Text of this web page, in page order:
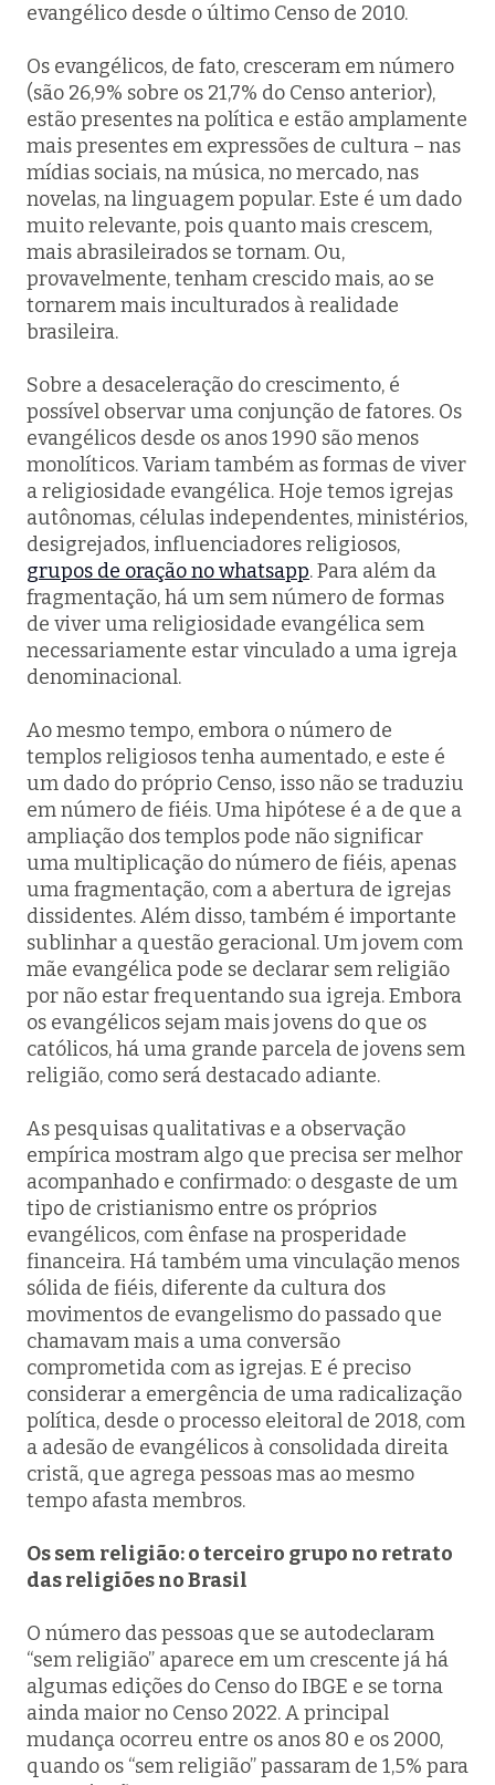
evangélico desde o último Censo de 2010.
Os evangélicos, de fato, cresceram em número
(são 26,9% sobre os 21,7% do Censo anterior),
estão presentes na política e estão amplamente
mais presentes em expressões de cultura – nas
mídias sociais, na música, no mercado, nas
novelas, na linguagem popular. Este é um dado
muito relevante, pois quanto mais crescem,
mais abrasileirados se tornam. Ou,
provavelmente, tenham crescido mais, ao se
tornarem mais inculturados à realidade
brasileira.
Sobre a desaceleração do crescimento, é
possível observar uma conjunção de fatores. Os
evangélicos desde os anos 1990 são menos
monolíticos. Variam também as formas de viver
a religiosidade evangélica. Hoje temos igrejas
autônomas, células independentes, ministérios,
desigrejados, influenciadores religiosos,
grupos de oração no whatsapp. Para além da
fragmentação, há um sem número de formas
de viver uma religiosidade evangélica sem
necessariamente estar vinculado a uma igreja
denominacional.
Ao mesmo tempo, embora o número de
templos religiosos tenha aumentado, e este é
um dado do próprio Censo, isso não se traduziu
em número de fiéis. Uma hipótese é a de que a
ampliação dos templos pode não significar
uma multiplicação do número de fiéis, apenas
uma fragmentação, com a abertura de igrejas
dissidentes. Além disso, também é importante
sublinhar a questão geracional. Um jovem com
mãe evangélica pode se declarar sem religião
por não estar frequentando sua igreja. Embora
os evangélicos sejam mais jovens do que os
católicos, há uma grande parcela de jovens sem
religião, como será destacado adiante.
As pesquisas qualitativas e a observação
empírica mostram algo que precisa ser melhor
acompanhado e confirmado: o desgaste de um
tipo de cristianismo entre os próprios
evangélicos, com ênfase na prosperidade
financeira. Há também uma vinculação menos
sólida de fiéis, diferente da cultura dos
movimentos de evangelismo do passado que
chamavam mais a uma conversão
comprometida com as igrejas. E é preciso
considerar a emergência de uma radicalização
política, desde o processo eleitoral de 2018, com
a adesão de evangélicos à consolidada direita
cristã, que agrega pessoas mas ao mesmo
tempo afasta membros.
Os sem religião: o terceiro grupo no retrato
das religiões no Brasil
O número das pessoas que se autodeclaram
“sem religião” aparece em um crescente já há
algumas edições do Censo do IBGE e se torna
ainda maior no Censo 2022. A principal
mudança ocorreu entre os anos 80 e os 2000,
quando os “sem religião” passaram de 1,5% para